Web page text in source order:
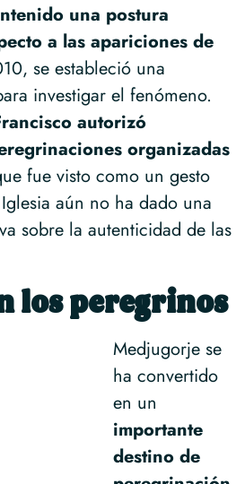
una postura
a las apariciones de
se estableció una
investigar el fenómeno.
autorizó
organizadas
fue visto como un gesto
aún no ha dado una
sobre la autenticidad de las
los peregrinos
Medjugorje se
ha convertido
en un
importante
destino de